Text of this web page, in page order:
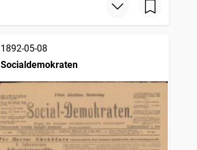
1892-05-08
Socialdemokraten